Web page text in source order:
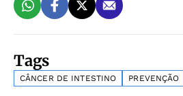
Tags
CÂNCER DE INTESTINO PREVENÇÃO